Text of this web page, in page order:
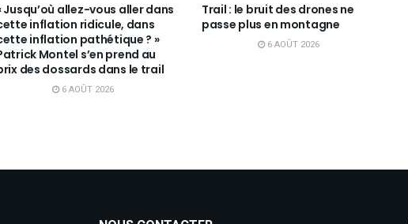
Jusqu’où allez-vous aller dans
inflation ridicule, dans
inflation pathétique ? »
Montel s’en prend au
des dossards dans le trail
6 AOÛT 2026
Trail : le bruit des drones ne
passe plus en montagne
6 AOÛT 2026